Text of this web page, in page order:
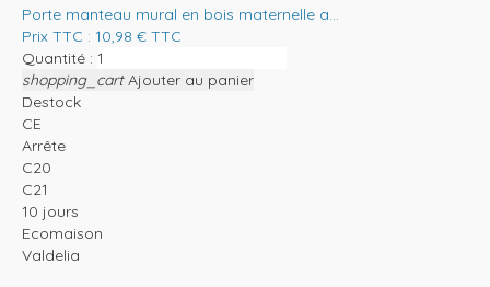
Porte manteau mural en bois maternelle a...
Prix TTC : 10,98 € TTC
Quantité :
shopping_cart Ajouter au panier
Destock
CE
Arrête
C20
C21
10 jours
Ecomaison
Valdelia